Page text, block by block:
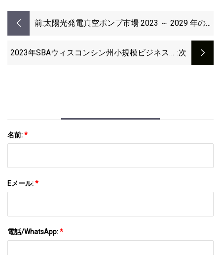
前:太陽光発電真空ポンプ市場 2023 ～ 2029 年の調
プコ (ライボルトおよびエドワーズ)、樫山がト
2023年SBAウィスコンシン州小規模ビジネスパ :次
名前:*
Eメール:*
電話/WhatsApp:*